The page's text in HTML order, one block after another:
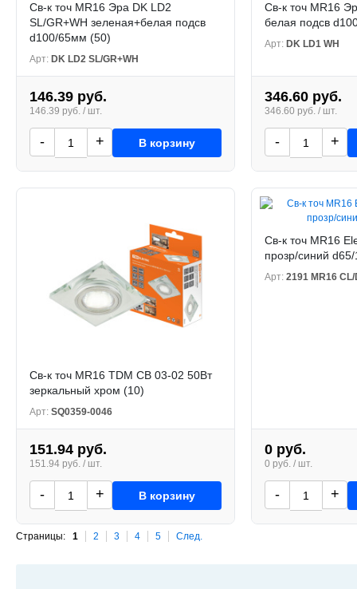
Св-к точ MR16 Эра DK LD2
SL/GR+WH зеленая+белая подсв
d100/65мм (50)
Арт: DK LD2 SL/GR+WH
146.39 руб.
146.39 руб. / шт.
- + В корзину
Св-к точ MR16
белая подсв
Арт: DK LD1 WH
346.60 руб.
346.60 руб. / шт.
- +
Св-к точ MR16 TDM СВ 03-02 50Вт
зеркальный хром (10)
Арт: SQ0359-0046
151.94 руб.
151.94 руб. / шт.
- + В корзину
Св-к точ MR16
прозр/синий
Арт: 2191 MR16
0 руб.
0 руб. / шт.
- +
Страницы: 1 2 3 4 5 След.